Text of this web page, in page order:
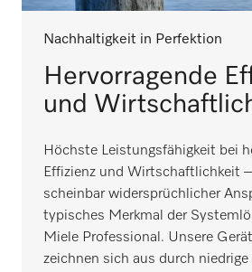
Nachhaltigkeit in Perfektion
Hervorragende
und
Höchste Leistungsfähigkeit bei
Effizienz und Wirtschaftlichkeit
scheinbar widersprüchlicher
typisches Merkmal der
Miele Professional. Unsere
zeichnen sich aus durch